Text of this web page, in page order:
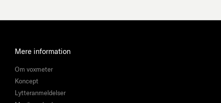
Mere information
Om voxmeter
Koncept
Lytteranmeldelser